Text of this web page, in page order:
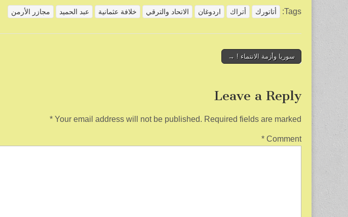
c
o
k
tt
ail
ar
Tags: أتاتورك أتراك اردوغان الاتحاد والترقي خلافة عثمانية عبد الحميد مجازر الأرمن
Post
سوريا وأزمة الانتماء ! →
Leave a Reply
Your email address will not be published. Required fields are marked
*
Comment
*